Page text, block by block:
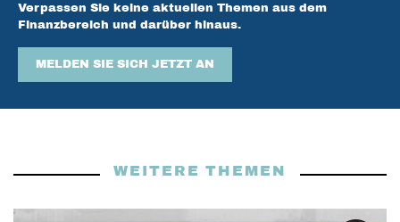
Verpassen Sie keine aktuellen Themen aus dem
Finanzbereich und darüber hinaus.
MELDEN SIE SICH JETZT AN
WEITERE THEMEN